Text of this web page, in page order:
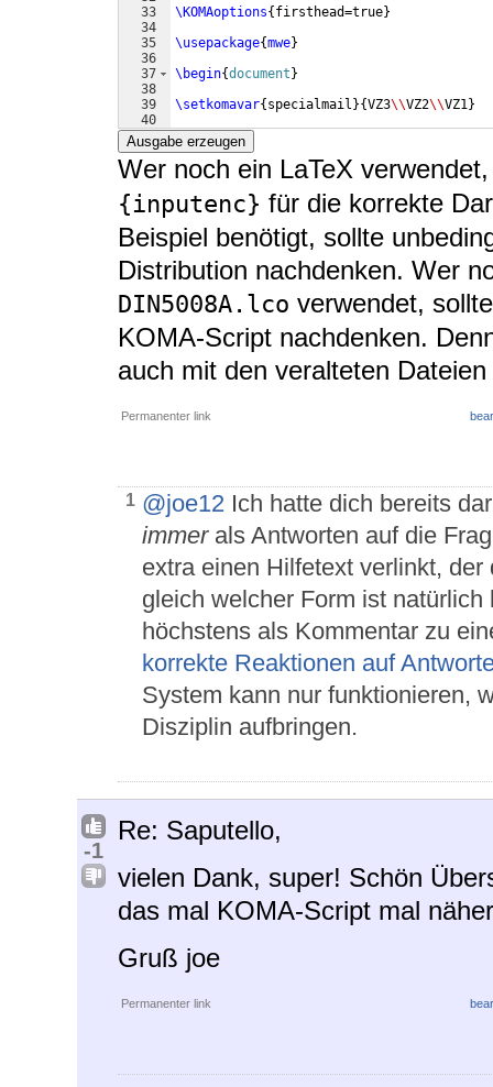
33
34
35
36
37
38
39
40
41
\KOMAoptions{ firsthead=true}
\usepackage{mwe}
\begin{document }
\setkomavar{ specialmail }{VZ3\\VZ2\\VZ1}
\begin{letter
Ausgabe erzeugen
Wer noch ein LaTeX
{inputenc} für die korrekte
Beispiel benötigt, sollte
Distribution nachdenken. Wer
DIN5008A.lco verwendet,
KOMA-Script nachdenken.
auch mit den veralteten
Permanenter link
1 @joe12 Ich hatte dich bereits
immerals Antworten auf die
extra einen Hilfetext verlinkt,
gleich welcher Form ist
höchstens als Kommentar zu
korrekte Reaktionen auf
System kann nur funktionieren,
Disziplin aufbringen.
-1
Re: Saputello,
vielen Dank, super! Schön
das mal KOMA-Script mal
Gruß joe
Permanenter link